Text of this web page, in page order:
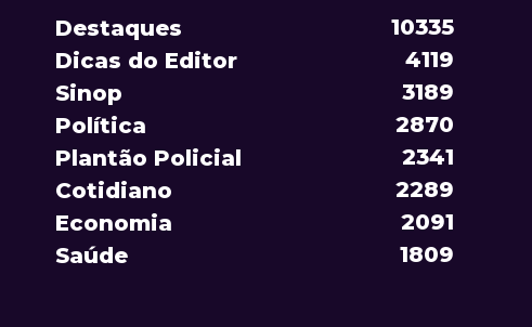
Destaques
10335
Dicas do Editor
4119
Sinop
3189
Política
2870
Plantão Policial
2341
Cotidiano
2289
Economia
2091
Saúde
1809